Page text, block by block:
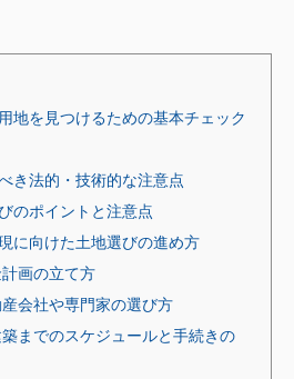
地を見つけるための基本チェック
き法的・技術的な注意点
のポイントと注意点
に向けた土地選びの進め方
計画の立て方
産会社や専門家の選び方
築までのスケジュールと手続きの